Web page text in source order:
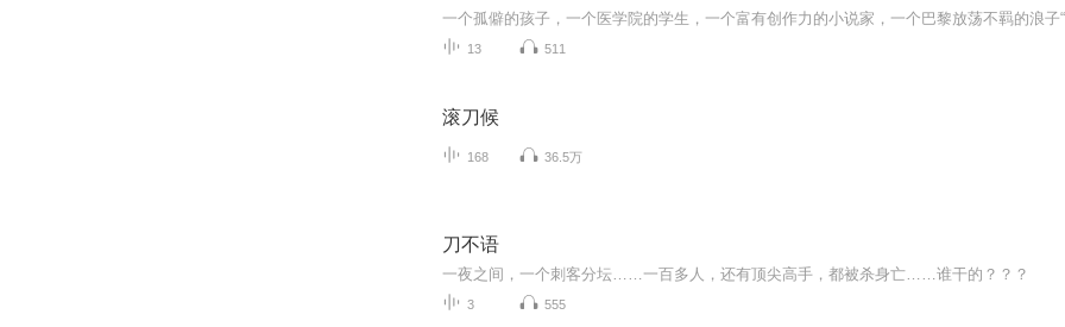
一个孤僻的孩子，一个医学院的学生，一个富有创作力的小说家，一个巴黎放荡不羁的浪子
13 511
滚刀候
168 36.5万
刀不语
一夜之间，一个刺客分坛……一百多人，还有顶尖高手，都被杀身亡……谁干的？？？
3 555